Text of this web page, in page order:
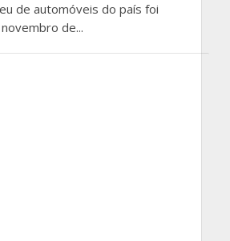
de automóveis do país foi
de...